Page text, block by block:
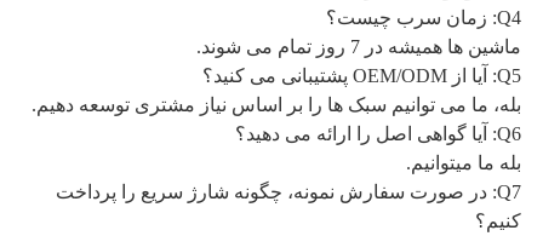
Q4: زمان سرب چیست؟
ماشین ها همیشه در 7 روز تمام می شوند.
Q5: آیا از OEM/ODM پشتیبانی می کنید؟
بله، ما می توانیم سبک ها را بر اساس نیاز مشتری توسعه دهیم.
Q6: آیا گواهی اصل را ارائه می دهید؟
بله ما میتوانیم.
Q7: در صورت سفارش نمونه، چگونه شارژ سریع را پرداخت
کنیم؟